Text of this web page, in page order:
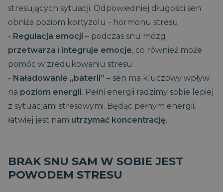
stresujących sytuacji. Odpowiedniej długości sen
obniża poziom kortyzolu - hormonu stresu.
- Regulacja emocji – podczas snu mózg
przetwarza i integruje emocje, co również może
pomóc w zredukowaniu stresu.
- Naładowanie „baterii” – sen ma kluczowy wpływ
na poziom energii. Pełni energii radzimy sobie lepiej
z sytuacjami stresowymi. Będąc pełnym energii,
łatwiej jest nam utrzymać koncentrację.
BRAK SNU SAM W SOBIE JEST
POWODEM STRESU